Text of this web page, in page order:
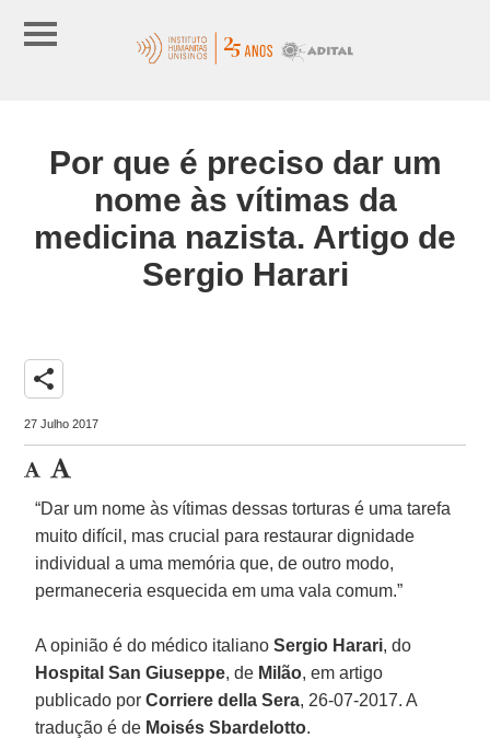
Por que é preciso dar um
nome às vítimas da
medicina nazista. Artigo de
Sergio Harari
share
27 Julho 2017
“Dar um nome às vítimas dessas torturas é uma tarefa
muito difícil, mas crucial para restaurar dignidade
individual a uma memória que, de outro modo,
permaneceria esquecida em uma vala comum.”
A opinião é do médico italianoSergio Harari, do
Hospital San Giuseppe, de Milão, em artigo
publicado porCorriere della Sera, 26-07-2017. A
tradução é de Moisés Sbardelotto.